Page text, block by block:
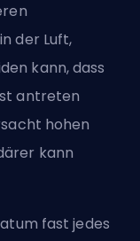
der Luft,
kann, dass
antreten
hohen
kann
fast jedes